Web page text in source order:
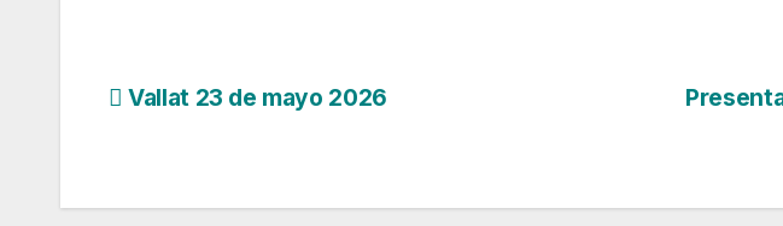
Navegación
entradas
Vallat 23 de mayo 2026